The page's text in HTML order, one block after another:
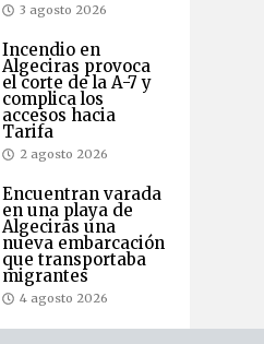
3 agosto 2026
Incendio en
Algeciras provoca
el corte de la A-7 y
complica los
accesos hacia
Tarifa
2 agosto 2026
Encuentran varada
en una playa de
Algeciras una
nueva embarcación
que transportaba
migrantes
4 agosto 2026